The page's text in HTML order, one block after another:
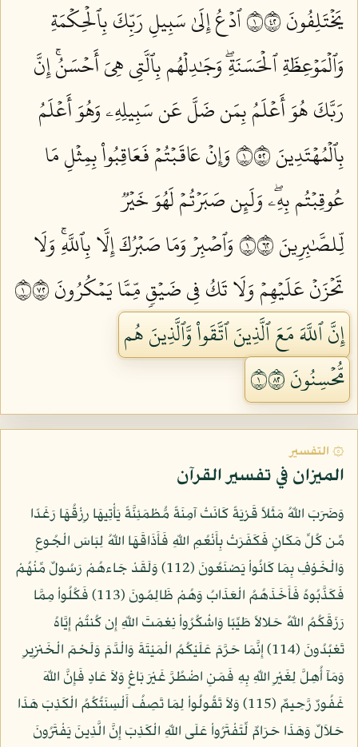
يَخۡتَلِفُونَ ١٢٤
ٱدۡعُ إِلَىٰ سَبِيلِ رَبِّكَ بِٱلۡحِكۡمَةِ
وَٱلۡمَوۡعِظَةِ ٱلۡحَسَنَةِۖ وَجَٰدِلۡهُم بِٱلَّتِي هِيَ أَحۡسَنُۚ إِنَّ
رَبَّكَ هُوَ أَعۡلَمُ بِمَن ضَلَّ عَن سَبِيلِهِۦ وَهُوَ أَعۡلَمُ
بِٱلۡمُهۡتَدِينَ ١٢٥
وَإِنۡ عَاقَبۡتُمۡ فَعَاقِبُواْ بِمِثۡلِ مَا
عُوقِبۡتُم بِهِۦۖ وَلَئِن صَبَرۡتُمۡ لَهُوَ خَيۡرٞ
لِّلصَّٰبِرِينَ ١٢٦
وَٱصۡبِرۡ وَمَا صَبۡرُكَ إِلَّا بِٱللَّهِۚ وَلَا
تَحۡزَنۡ عَلَيۡهِمۡ وَلَا تَكُ فِي ضَيۡقٖ مِّمَّا يَمۡكُرُونَ ١٢٧
إِنَّ ٱللَّهَ مَعَ ٱلَّذِينَ ٱتَّقَواْ وَّٱلَّذِينَ هُم
مُّحۡسِنُونَ ١٢٨
۞ التفسير
الميزان في تفسير القرآن
وَضَرَبَ اللّهُ مَثَلاً قَرْيَةً كَانَتْ آمِنَةً مُّطْمَئِنَّةً يَأْتِيهَا رِزْقُهَا رَغَدًا
مِّن كُلِّ مَكَانٍ فَكَفَرَتْ بِأَنْعُمِ اللّهِ فَأَذَاقَهَا اللّهُ لِبَاسَ الْجُوعِ
وَالْخَوْفِ بِمَا كَانُواْ يَصْنَعُونَ (112) وَلَقَدْ جَاءهُمْ رَسُولٌ مِّنْهُمْ
فَكَذَّبُوهُ فَأَخَذَهُمُ الْعَذَابُ وَهُمْ ظَالِمُونَ (113) فَكُلُواْ مِمَّا
رَزَقَكُمُ اللّهُ حَلالاً طَيِّبًا وَاشْكُرُواْ نِعْمَتَ اللّهِ إِن كُنتُمْ إِيَّاهُ
تَعْبُدُونَ (114) إِنَّمَا حَرَّمَ عَلَيْكُمُ الْمَيْتَةَ وَالْدَّمَ وَلَحْمَ الْخَنزِيرِ
وَمَآ أُهِلَّ لِغَيْرِ اللّهِ بِهِ فَمَنِ اضْطُرَّ غَيْرَ بَاغٍ وَلاَ عَادٍ فَإِنَّ اللّهَ
غَفُورٌ رَّحِيمٌ (115) وَلاَ تَقُولُواْ لِمَا تَصِفُ أَلْسِنَتُكُمُ الْكَذِبَ هَذَا
حَلاَلٌ وَهَذَا حَرَامٌ لِّتَفْتَرُواْ عَلَى اللّهِ الْكَذِبَ إِنَّ الَّذِينَ يَفْتَرُونَ